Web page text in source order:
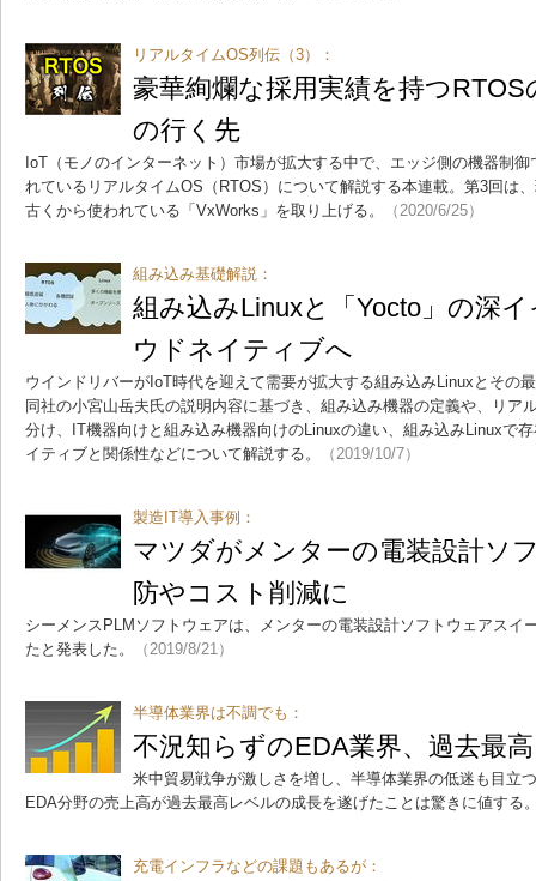
リアルタイムOS列伝（3）：
豪華絢爛な採用実績を持つRTOS
の行く先
IoT（モノのインターネット）市場が拡大する中で、エッジ側の機器制
れているリアルタイムOS（RTOS）について解説する本連載。第3回は
古くから使われている「VxWorks」を取り上げる。
（2020/6/25）
組み込み基礎解説：
組み込みLinuxと「Yocto」の深
ウドネイティブへ
ウインドリバーがIoT時代を迎えて需要が拡大する組み込みLinuxとその
同社の小宮山岳夫氏の説明内容に基づき、組み込み機器の定義や、リア
分け、IT機器向けと組み込み機器向けのLinuxの違い、組み込みLinuxで
イティブと関係性などについて解説する。
（2019/10/7）
製造IT導入事例：
マツダがメンターの電装設計ソ
防やコスト削減に
シーメンスPLMソフトウェアは、メンターの電装設計ソフトウェアスイ
たと発表した。
（2019/8/21）
半導体業界は不調でも：
不況知らずのEDA業界、過去最
米中貿易戦争が激しさを増し、半導体業界の低迷も目立
EDA分野の売上高が過去最高レベルの成長を遂げたことは驚きに値する
充電インフラなどの課題もあるが：